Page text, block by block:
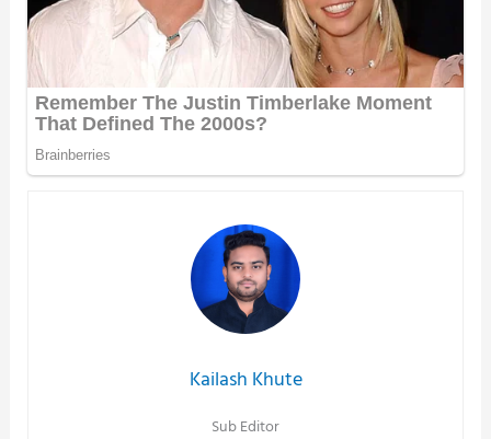
Kailash Khute
Sub Editor